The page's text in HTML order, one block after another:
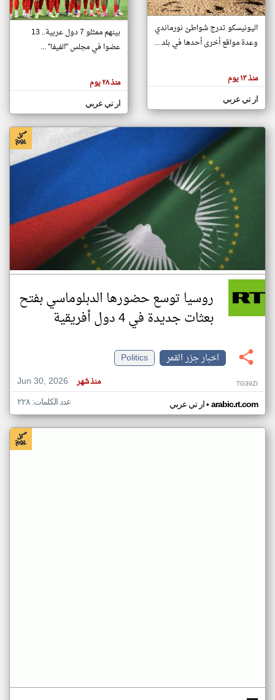
تغيير الدولة
اخبار جزر القمر على مدار الساعة
أهم اخبار جزر القمر العاجلة والمباشرة
هنا عن
وجهة
كاتبيها.
اليونيسكو تدرج شواطئ نورماندي
وعدة مواقع أخرى أحدها في بلد ...
منذ ١٣ يوم
ار تي عربي
بينهم ممثلو 7 دول عربية.. 13
عضوا في مجلس "الفيفا" ...
منذ ٢٨ يوم
ار تي عربي
روسيا توسع حضورها الدبلوماسي بفتح
بعثات جديدة في 4 دول أفريقية
اخبار جزر القمر
Politics
Jun 30, 2026
منذ شهر TG39ZI
ار تي عربي• arabic.rt.com عدد الكلمات: ٢٢٨
klyoum.com